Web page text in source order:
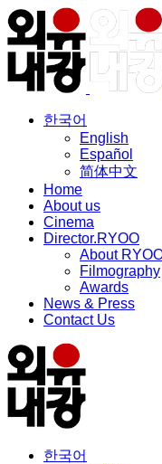
한국어
English
Español
简体中文
Home
About us
Cinema
Director.RYOO
About
Filmography
Awards
News & Press
Contact Us
한국어